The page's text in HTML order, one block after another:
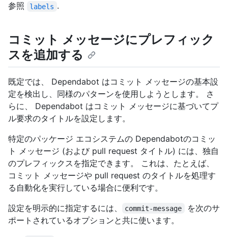
参照
labels .
コミット メッセージにプレフィック
スを追加する
既定では、 Dependabot はコミット メッセージの基本設
定を検出し、同様のパターンを使用しようとします。 さ
らに、 Dependabot はコミット メッセージに基づいてプ
ル要求のタイトルを設定します。
特定のパッケージ エコシステムの Dependabotのコミッ
ト メッセージ (および pull request タイトル) には、独自
のプレフィックスを指定できます。 これは、たとえば、
コミット メッセージや pull request のタイトルを処理す
る自動化を実行している場合に便利です。
設定を明示的に指定するには、
commit-message
を次のサ
ポートされているオプションと共に使います。